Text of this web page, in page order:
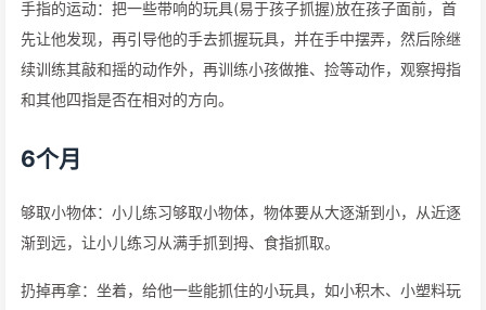
手指的运动：把一些带响的玩具(易于孩子抓握)放在孩子面前，首
先让他发现，再引导他的手去抓握玩具，并在手中摆弄，然后除继
续训练其敲和摇的动作外，再训练小孩做推、捡等动作，观察拇指
和其他四指是否在相对的方向。
6个月
够取小物体：小儿练习够取小物体，物体要从大逐渐到小，从近逐
渐到远，让小儿练习从满手抓到拇、食指抓取。
扔掉再拿：坐着，给他一些能抓住的小玩具，如小积木、小塑料玩